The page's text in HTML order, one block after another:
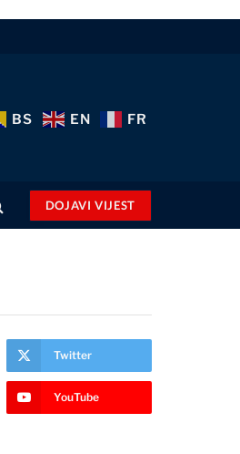
BS EN FR
DOJAVI VIJEST
Twitter
YouTube